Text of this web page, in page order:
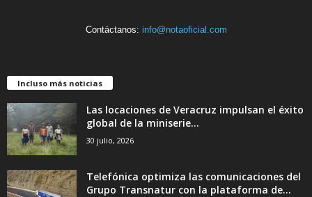
Contáctanos: info@notaoficial.com
Incluso más noticias
Las locaciones de Veracruz impulsan el éxito
global de la miniserie...
30 julio, 2026
Telefónica optimiza las comunicaciones del
Grupo Transnatur con la plataforma de...